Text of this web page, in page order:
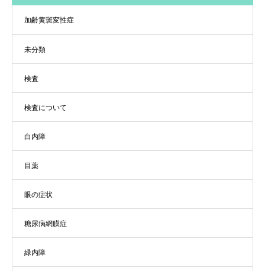
加齢黄斑変性症
未分類
検査
検査について
白内障
目薬
眼の症状
糖尿病網膜症
緑内障